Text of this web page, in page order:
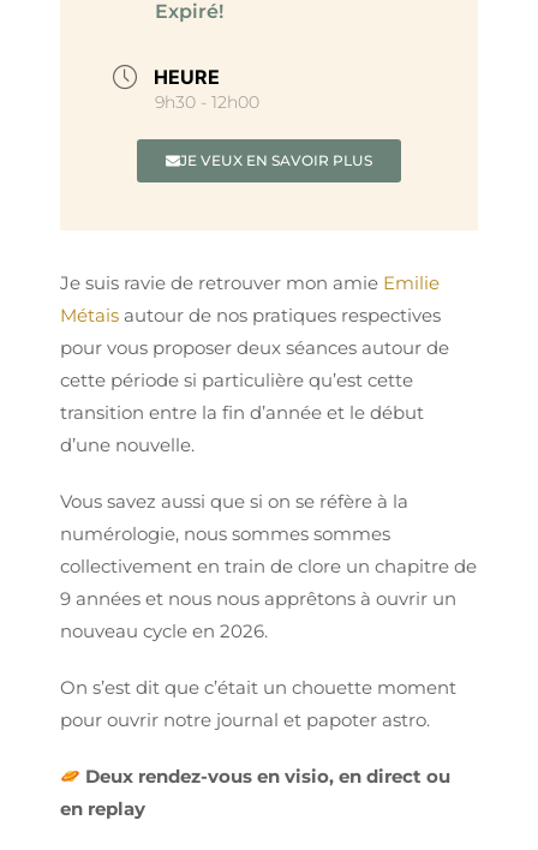
Expiré!
HEURE
9h30 - 12h00
JE VEUX EN SAVOIR PLUS
Je suis ravie de retrouver mon amie Emilie
Métais autour de nos pratiques respectives
pour vous proposer deux séances autour de
cette période si particulière qu’est cette
transition entre la fin d’année et le début
d’une nouvelle.
Vous savez aussi que si on se réfère à la
numérologie, nous sommes sommes
collectivement en train de clore un chapitre de
9 années et nous nous apprêtons à ouvrir un
nouveau cycle en 2026.
On s’est dit que c’était un chouette moment
pour ouvrir notre journal et papoter astro.
Deux rendez-vous en visio, en direct ou
en replay